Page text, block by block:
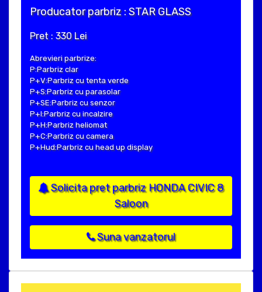
Producator parbriz : STAR GLASS
Pret : 330 Lei
Abrevieri parbrize:
P:Parbriz clar
P+V:Parbriz cu tenta verde
P+S:Parbriz cu parasolar
P+SE:Parbriz cu senzor
P+I:Parbriz cu incalzire
P+H:Parbriz heliomat
P+C:Parbriz cu camera
P+Hud:Parbriz cu head up display
Solicita pret parbriz HONDA CIVIC 8
Saloon
Suna vanzatorul